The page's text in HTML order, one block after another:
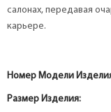
салонах, передавая
карьере.
Номер Модели
Размер Изделия: